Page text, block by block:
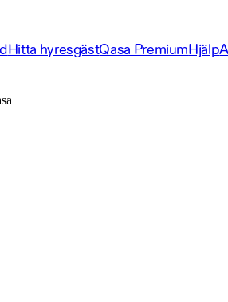
Hitta hyresgästQasa PremiumHjälp